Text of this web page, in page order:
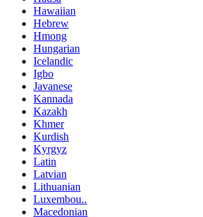
Hawaiian
Hebrew
Hmong
Hungarian
Icelandic
Igbo
Javanese
Kannada
Kazakh
Khmer
Kurdish
Kyrgyz
Latin
Latvian
Lithuanian
Luxembou..
Macedonian